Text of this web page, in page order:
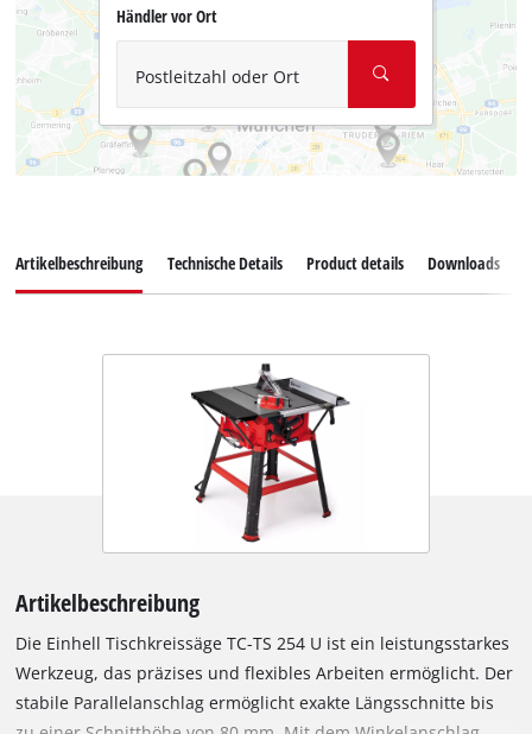
Händler vor Ort
Postleitzahl oder Ort
Artikelbeschreibung Technische Details Product details Downloads
Artikelbeschreibung
Die Einhell Tischkreissäge TC-TS 254 U ist ein leistungsstarkes
Werkzeug, das präzises und flexibles Arbeiten ermöglicht. Der
stabile Parallelanschlag ermöglicht exakte Längsschnitte bis